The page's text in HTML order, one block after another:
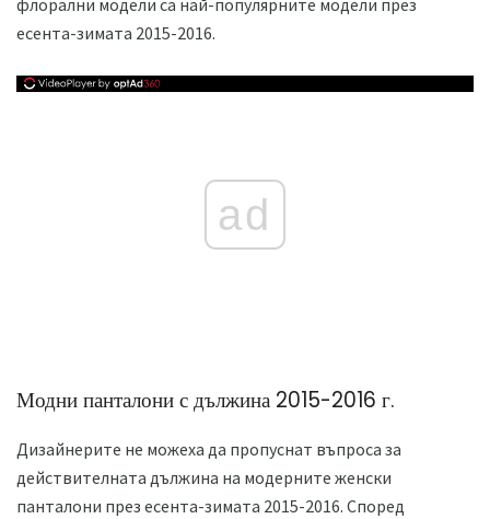
есента-зимата 2015-2016.
ad
Модни панталони с дължина 2015-2016 г.
Дизайнерите не можеха да пропуснат въпроса за
действителната дължина на модерните женски
панталони през есента-зимата 2015-2016. Според